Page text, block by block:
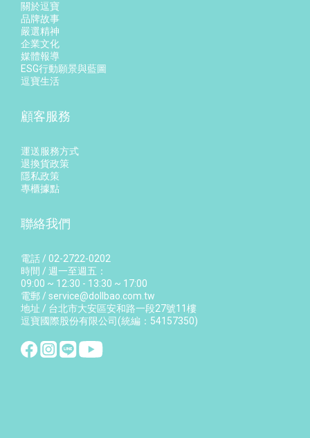
關於逗寶
品牌故事
嚴選精神
企業文化
媒體報導
ESG行動願景與藍圖
逗寶生活
顧客服務
運送服務方式
退換貨政策
隱私政策
專櫃據點
聯絡我們
電話 / 02-2722-0202
時間 / 週一至週五：
09:00 ~ 12:30 - 13:30 ~ 17:00
電郵 / service@dollbao.com.tw
地址 / 台北市大安區安和路一段27號11樓
逗寶國際股份有限公司(統編：54157350)